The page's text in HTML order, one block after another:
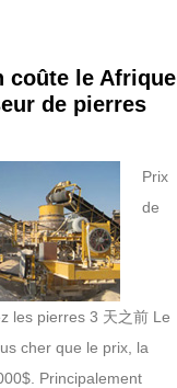
coûte le Afrique
de pierres
Prix
de
les pierres 3 天之前 Le
cher que le prix, la
Principalement